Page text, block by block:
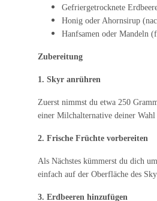
Gefriergetrocknete
Honig oder Ahornsirup
Hanfsamen oder Mandeln
Zubereitung
1. Skyr anrühren
Zuerst nimmst du etwa 250
einer Milchalternative deiner
2. Frische Früchte vorbereiten
Als Nächstes kümmerst du dich
einfach auf der Oberfläche des
3. Erdbeeren hinzufügen